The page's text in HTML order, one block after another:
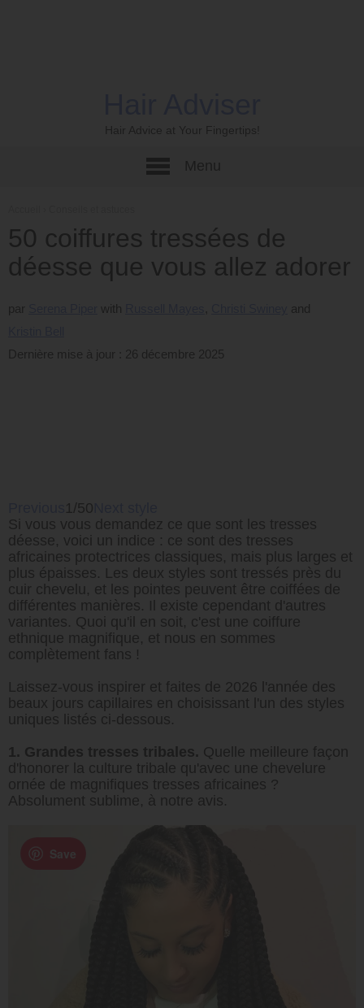
Hair Advice at Your Fingertips!
50 coiffures tressées de
déesse que vous allez adorer
par
Dernière mise à jour : 26 décembre 2025
1/50
Si vous vous demandez ce que sont les tresses
déesse, voici un indice : ce sont des tresses
africaines protectrices classiques, mais plus larges et
plus épaisses. Les deux styles sont tressés près du
cuir chevelu, et les pointes peuvent être coiffées de
différentes manières. Il existe cependant d'autres
variantes. Quoi qu'il en soit, c'est une coiffure
ethnique magnifique, et nous en sommes
complètement fans !
Laissez-vous inspirer et faites de 2026 l'année des
beaux jours capillaires en choisissant l'un des styles
uniques listés ci-dessous.
1. Grandes tresses tribales. Quelle meilleure façon
d'honorer la culture tribale qu'avec une chevelure
ornée de magnifiques tresses africaines ?
Absolument sublime, à notre avis.
Save